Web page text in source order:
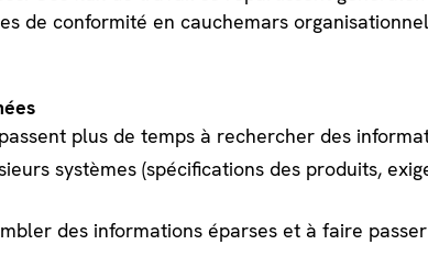
de conformité en cauchemars
plus de temps à rechercher des
systèmes (spécifications des produits,
des informations éparses et à faire